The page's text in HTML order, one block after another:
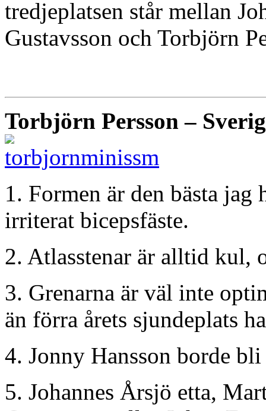
tredjeplatsen står mellan
Gustavsson och Torbjörn
Torbjörn Persson –
1. Formen är den bästa
irriterat bicepsfäste.
2. Atlasstenar är alltid kul,
3. Grenarna är väl inte
än förra årets sjundeplats
4. Jonny Hansson borde
5. Johannes Årsjö etta,